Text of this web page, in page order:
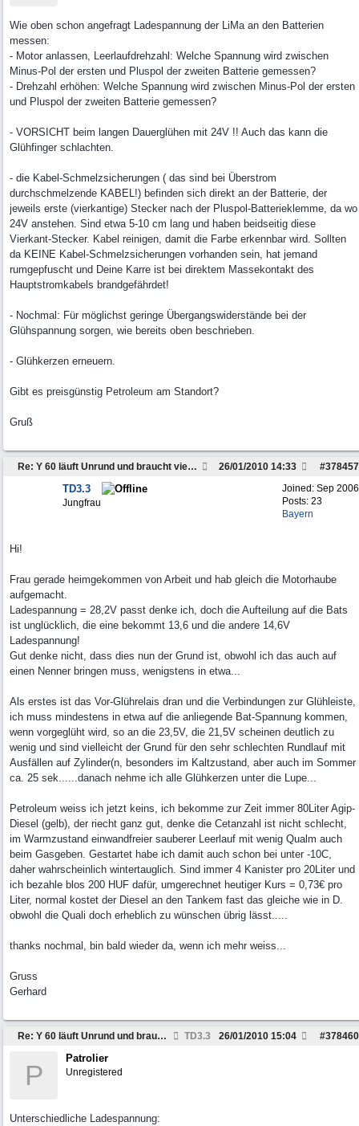
Wie oben schon angefragt Ladespannung der LiMa an den Batterien
messen:
- Motor anlassen, Leerlaufdrehzahl: Welche Spannung wird zwischen
Minus-Pol der ersten und Pluspol der zweiten Batterie gemessen?
- Drehzahl erhöhen: Welche Spannung wird zwischen Minus-Pol der ersten
und Pluspol der zweiten Batterie gemessen?
- VORSICHT beim langen Dauerglühen mit 24V !! Auch das kann die
Glühfinger schlachten.
- die Kabel-Schmelzsicherungen ( das sind bei Überstrom
durchschmelzende KABEL!) befinden sich direkt an der Batterie, der
jeweils erste (vierkantige) Stecker nach der Pluspol-Batterieklemme, da wo
24V anstehen. Sind etwa 5-10 cm lang und haben beidseitig diese
Vierkant-Stecker. Kabel reinigen, damit die Farbe erkennbar wird. Sollten
da KEINE Kabel-Schmelzsicherungen vorhanden sein, hat jemand
rumgepfuscht und Deine Karre ist bei direktem Massekontakt des
Hauptstromkabels brandgefährdet!
- Nochmal: Für möglichst geringe Übergangswiderstände bei der
Glühspannung sorgen, wie bereits oben beschrieben.
- Glühkerzen erneuern.
Gibt es preisgünstig Petroleum am Standort?
Gruß
Re: Y 60 läuft Unrund und braucht viel Sprit #378457
26/01/2010 14:33
Joined: Sep 2006
Posts: 23
Bayern
TD3.3
Jungfrau
Hi!
Frau gerade heimgekommen von Arbeit und hab gleich die Motorhaube
aufgemacht.
Ladespannung = 28,2V passt denke ich, doch die Aufteilung auf die Bats
ist unglücklich, die eine bekommt 13,6 und die andere 14,6V
Ladespannung!
Gut denke nicht, dass dies nun der Grund ist, obwohl ich das auch auf
einen Nenner bringen muss, wenigstens in etwa...
Als erstes ist das Vor-Glührelais dran und die Verbindungen zur Glühleiste,
ich muss mindestens in etwa auf die anliegende Bat-Spannung kommen,
wenn vorgeglüht wird, so an die 23,5V, die 21,5V scheinen deutlich zu
wenig und sind vielleicht der Grund für den sehr schlechten Rundlauf mit
Ausfällen auf Zylinder(n, besonders im Kaltzustand, aber auch im Sommer
ca. 25 sek......danach nehme ich alle Glühkerzen unter die Lupe...
Petroleum weiss ich jetzt keins, ich bekomme zur Zeit immer 80Liter Agip-
Diesel (gelb), der riecht ganz gut, denke die Cetanzahl ist nicht schlecht,
im Warmzustand einwandfreier sauberer Leerlauf mit wenig Qualm auch
beim Gasgeben. Gestartet habe ich damit auch schon bei unter -10C,
daher wahrscheinlich wintertauglich. Sind immer 4 Kanister pro 20Liter und
ich bezahle blos 200 HUF dafür, umgerechnet heutiger Kurs = 0,73€ pro
Liter, normal kostet der Diesel an den Tankem fast das gleiche wie in D.
obwohl die Quali doch erheblich zu wünschen übrig lässt.....
thanks nochmal, bin bald wieder da, wenn ich mehr weiss...
Gruss
Gerhard
Re: Y 60 läuft Unrund und braucht viel Sprit TD3.3 #378460
26/01/2010 15:04
P
Patrolier
Unregistered
Unterschiedliche Ladespannung: